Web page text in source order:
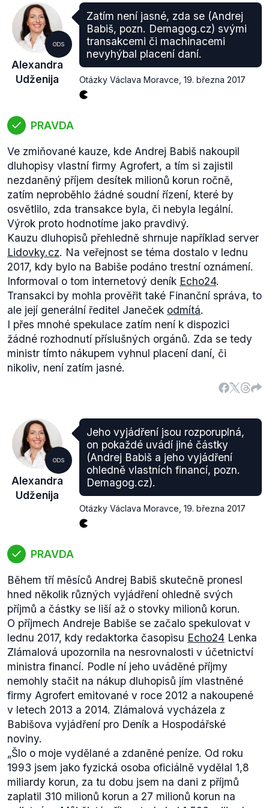
deníkyEcho24 nebo iDNES .
Ministr financí nakoupil v roce 2013 korunové
dluhopisy
Agrofertu v hodnotě 1,252 miliardy Kč,
rok nato další část za 230 milionů Kč – celkově tedy
za 1,482 miliardy korun. S úrokem 6 % mu dluhopisy
vynáší 88,92 milionů korun ročně a pokud by ministr
nevyužil daňové optimalizace a zdanil by tuto
milionů korun.
doplatit, činí 13 milionů Kč, neboť by výnos v
hodnotě 90 milionů Kč musel zdanitsazboudaně z
přijmu fyzických osob, tedy 15 %. Dodejme, že
akciová společnost Agrofert by pak jako právnická
osoba danila sazbouve výši 19 %, což by
každoročně činilo 17 milionů Kč.
Kdybychom chtěli vědět, o jak vysokou částku na
daních by se u ministra Babiše jednalo za celou
dobu (tedy 2013–2016), dostali bychom se k číslu
58,282 milionu (13,338 milionu za roky 2014, 2015 a
2016 plus 11,268 milionu za rok 2013).
Pokud máme cíleně v souvislosti s Babišem hledat
částku kolem 300 milionů, objevíme informaci, že
podle slov ministra financí na daních od roku 1993
naopak 310 milionů Kčzaplatil .132 milionů korun je
potom částka, kterou dle
místopředsedkyně ODS, který tak zůstává
nepravdivý. Dodejme, že se jedná o spekulaci. Zda
Babiš měl tyto daně platit, nemůžeme hodnotit my.
ODS
Alexandra
Udženija
Zatím není jasné, zda se (Andrej
Babiš, pozn. Demagog.cz) svými
transakcemi či machinacemi
nevyhýbal placení daní.
Otázky Václava Moravce 19. března 2017
PRAVDA
Ve zmiňované kauze, kde Andrej Babiš nakoupil
dluhopisy vlastní firmy Agrofert, a tím si zajistil
nezdaněný příjem desítek milionů korun ročně,
zatím neproběhlo žádné soudní řízení, které by
osvětlilo, zda transakce byla, či nebyla legální.
Výrok proto hodnotíme jako pravdivý.
Kauzu dluhopisů přehledně shrnuje například server
Lidovky.cz. Na veřejnost se téma dostalo v lednu
2017, kdy bylo na Babiše podáno trestní oznámení.
Informoval o tom internetový deník Echo24.
Transakci by mohla prověřit také Finanční správa, to
ale její generální ředitel Janeček odmítá.
I přes mnohé spekulace zatím není k dispozici
žádné rozhodnutí příslušných orgánů. Zda se tedy
ministr tímto nákupem vyhnul placení daní, či
nikoliv, není zatím jasné.
ODS
Alexandra
Udženija
Jeho vyjádření jsou rozporuplná,
on pokaždé uvádí jiné částky
(Andrej Babiš a jeho vyjádření
ohledně vlastních financí, pozn.
Demagog.cz).
Otázky Václava Moravce 19. března 2017
PRAVDA
Během tří měsíců Andrej Babiš skutečně pronesl
hned několik různých vyjádření ohledně svých
příjmů a částky se liší až o stovky milionů korun.
O příjmech Andreje Babiše se začalo spekulovat v
lednu 2017, kdy redaktorka časopisu Echo24 Lenka
Zlámalová upozornila na nesrovnalosti v účetnictví
ministra financí. Podle ní jeho uváděné příjmy
nemohly stačit na nákup dluhopisů jím vlastněné
firmy Agrofert emitované v roce 2012 a nakoupené
v letech 2013 a 2014. Zlámalová vycházela z
Babišova vyjádření pro Deník a Hospodářské
noviny.
„Šlo o moje vydělané a zdaněné peníze. Od roku
1993 jsem jako fyzická osoba oficiálně vydělal 1,8
miliardy korun, za tu dobu jsem na dani z příjmů
zaplatil 310 milionů korun a 27 milionů korun na